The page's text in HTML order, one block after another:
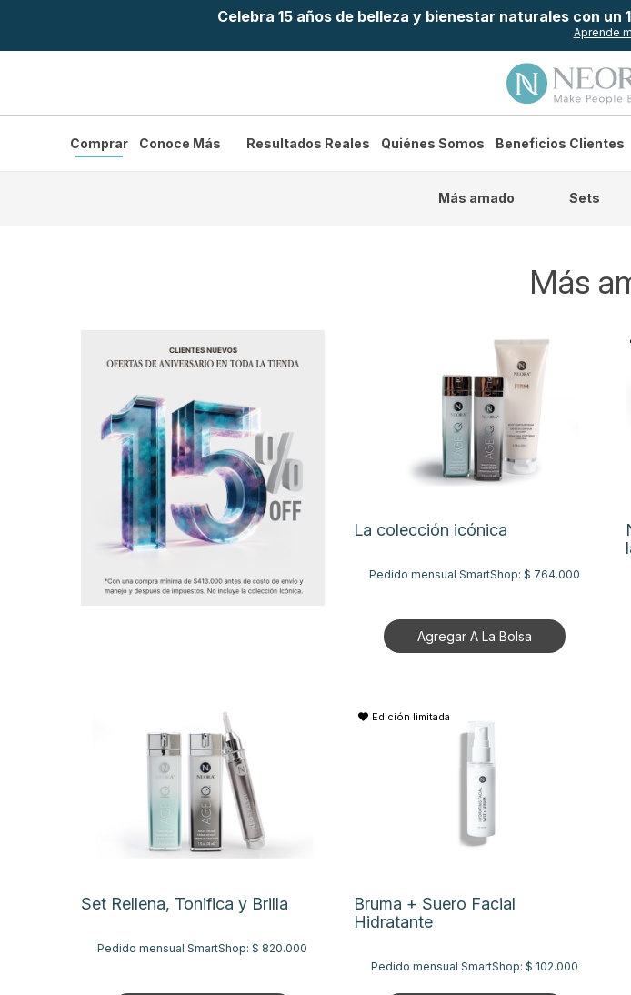
Celebra 15 años de belleza y bienestar naturales con
Aprende
Comprar Conoce Más Resultados Reales Quiénes Somos Beneficios Clientes
Más amado Sets
Más
La colección icónica
Pedido mensual SmartShop:$ 764.000
Agregar A La Bolsa
Set Rellena, Tonifica y Brilla
Pedido mensual SmartShop:$ 820.000
Edición limitada
Bruma + Suero Facial
Hidratante
Pedido mensual SmartShop:$ 102.000